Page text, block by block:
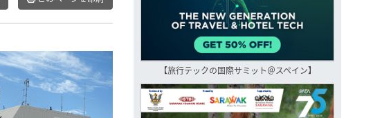
【旅行テックの国際サミット＠スペイン】